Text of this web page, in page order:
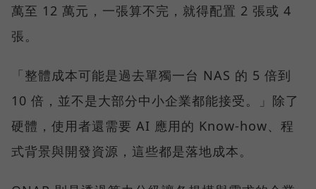
萬至 12 萬元，一張算不完，就得配置 2 張或 4
張。
「整體成本可能是過去單獨一台 NAS 的 5 倍到
10 倍，並不是大部分中小企業都能接受。」除了
硬體，使用者還需要 AI 應用的 Know-how、程
式背景與開發資源，這些都是落地成本。